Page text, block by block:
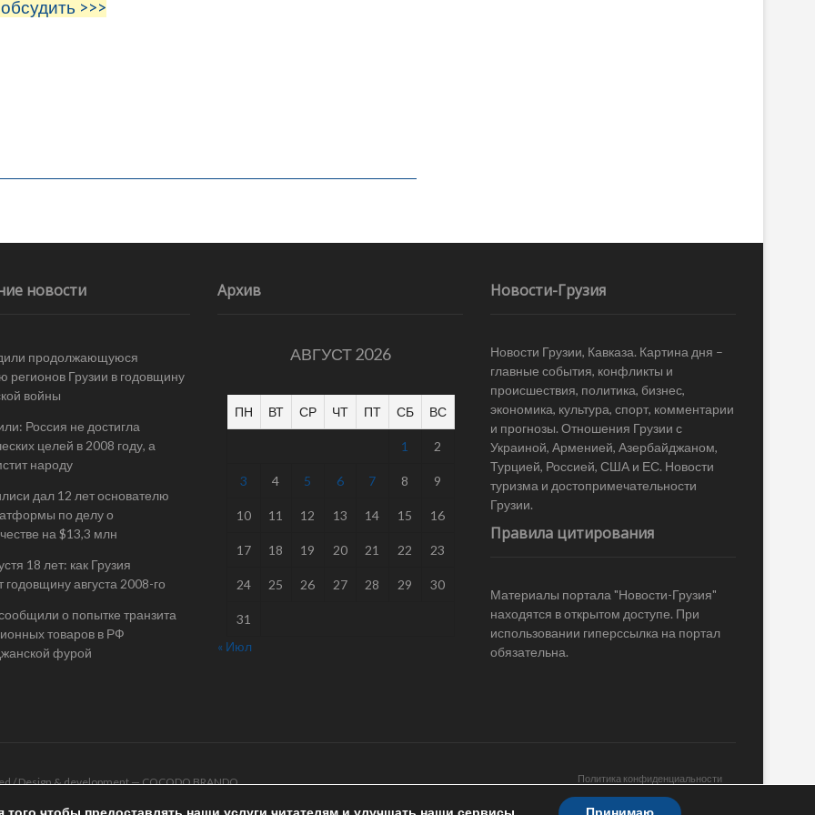
>>>
новости
продолжающуюся
регионов Грузии в годовщину
войны
Россия не достигла
целей в 2008 году, а
народу
дал 12 лет основателю
по делу о
на $13,3 млн
18 лет: как Грузия
годовщину августа 2008-го
о попытке транзита
товаров в РФ
фурой
Архив
АВГУСТ 2026
ПН ВТ СР ЧТ ПТ СБ ВС
1 2
3 4 5 6 7 8 9
10 11 12 13 14 15 16
17 18 19 20 21 22 23
24 25 26 27 28 29 30
31
« Июл
Новости-Грузия
Новости Грузии, Кавказа. Картина дня –
главные события, конфликты и
происшествия, политика, бизнес,
экономика, культура, спорт, комментарии
и прогнозы. Отношения Грузии с
Украиной, Арменией, Азербайджаном,
Турцией, Россией, США и ЕС. Новости
туризма и достопримечательности
Грузии.
Правила цитирования
Материалы портала "Новости-Грузия"
находятся в открытом доступе. При
использовании гиперссылка на портал
обязательна.
Политика конфиденциальности
/ Design & development —COCODO BRANDO